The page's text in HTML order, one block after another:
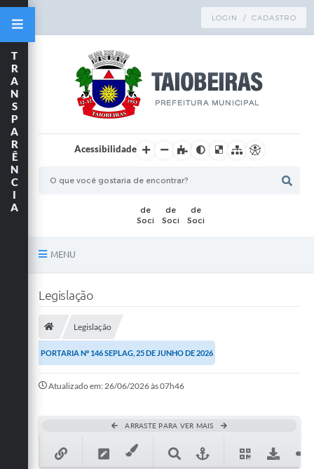
LOGIN / CADASTRO
Acessibilidade
MENU
Publicações
A Prefeitura
Ouvidoria
T
R
A
N
S
P
A
R
Ê
N
C
I
A
Legislação
Legislação
PORTARIA Nº 146 SEPLAG, 25 DE JUNHO DE 2026
Atualizado em: 26/06/2026 às 07h46
ARRASTE PARA VER MAIS